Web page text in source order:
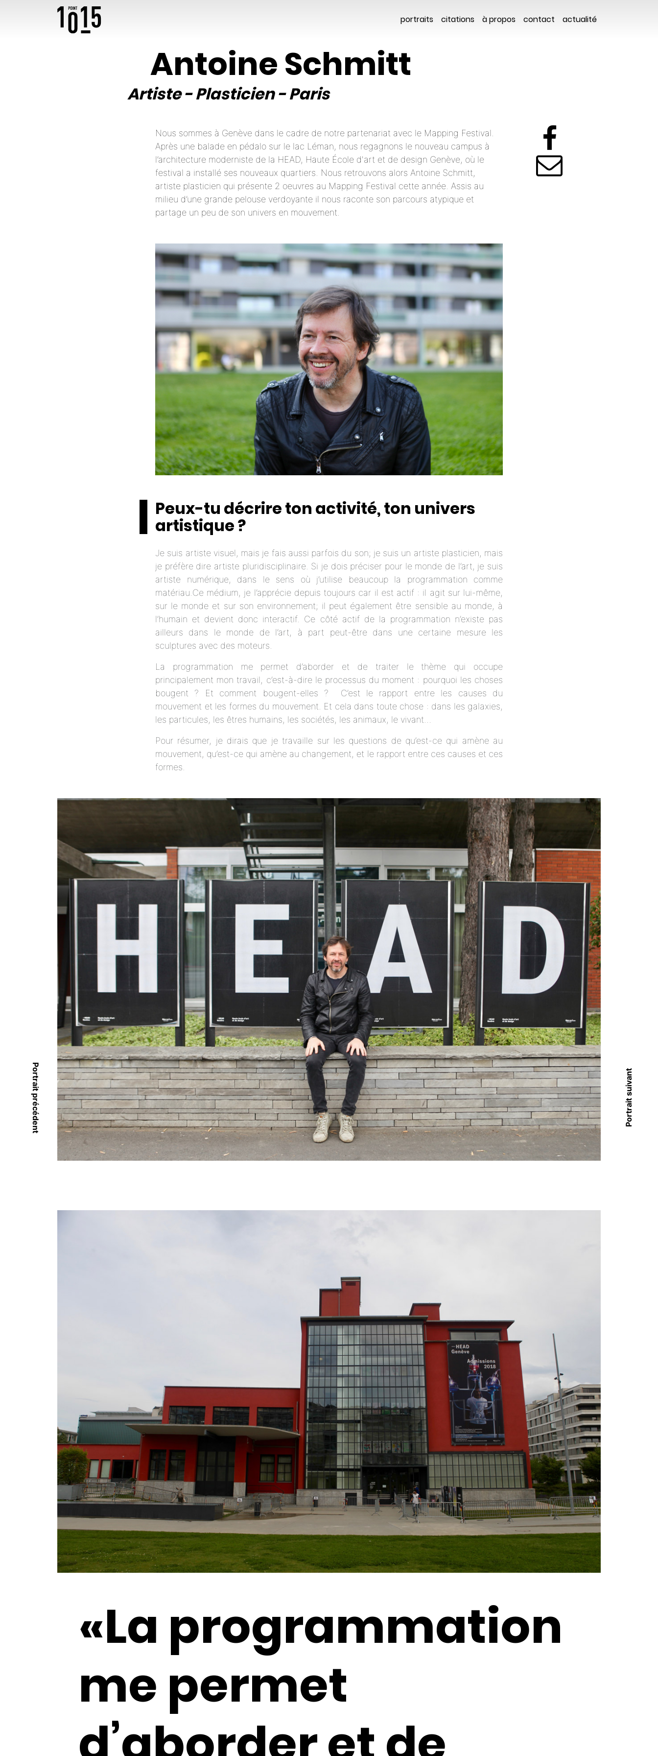
portraits citations à propos contact actualité
Antoine Schmitt
Artiste-Plasticien-Paris
Nous sommes à Genève dans le cadre de notre partenariat avec le Mapping Festival.
Après une balade en pédalo sur le lac Léman, nous regagnons le nouveau campus à
l’architecture moderniste de la HEAD, Haute École d'art et de design Genève, où le
festival a installé ses nouveaux quartiers. Nous retrouvons alors Antoine Schmitt,
artiste plasticien qui présente 2 oeuvres au Mapping Festival cette année. Assis au
milieu d’une grande pelouse verdoyante il nous raconte son parcours atypique et
partage un peu de son univers en mouvement.
Peux-tu décrire ton activité, ton univers
artistique ?
Je suis artiste visuel, mais je fais aussi parfois du son; je suis un artiste plasticien, mais
je préfère dire artiste pluridisciplinaire. Si je dois préciser pour le monde de l’art, je suis
artiste numérique, dans le sens où j’utilise beaucoup la programmation comme
matériau.Ce médium, je l’apprécie depuis toujours car il est actif : il agit sur lui-même,
sur le monde et sur son environnement; il peut également être sensible au monde, à
l’humain et devient donc interactif. Ce côté actif de la programmation n’existe pas
ailleurs dans le monde de l’art, à part peut-être dans une certaine mesure les
sculptures avec des moteurs.
La programmation me permet d’aborder et de traiter le thème qui occupe
principalement mon travail, c’est-à-dire le processus du moment : pourquoi les choses
bougent ? Et comment bougent-elles ? C’est le rapport entre les causes du
mouvement et les formes du mouvement. Et cela dans toute chose : dans les galaxies,
les particules, les êtres humains, les sociétés, les animaux, le vivant…
Pour résumer, je dirais que je travaille sur les questions de qu’est-ce qui amène au
mouvement, qu’est-ce qui amène au changement, et le rapport entre ces causes et ces
formes.
«La programmation
me permet
Portrait précédent Portrait suivant